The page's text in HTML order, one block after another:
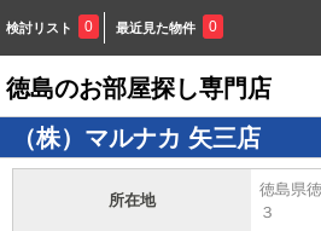
検討リスト 0 最近見た物件 0
徳島のお部屋探し専門店
（株）マルナカ 矢三店
所在地
徳島県
３